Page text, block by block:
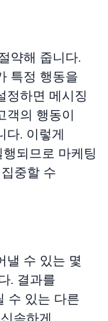
약해 줍니다.
특정 행동을
정하면 메시징
객의 행동이
다. 이렇게
되므로 마케팅
중할 수
낼 수 있는 몇
. 결과를
수 있는 다른